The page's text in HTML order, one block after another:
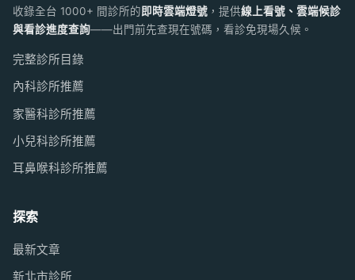
收錄全台 1000+ 間診所的 即時雲端燈號 ，提供線上看號、雲端候診
與看診進度查詢——出門前先查現在號碼，看診免現場久候。
完整診所目錄
內科診所推薦
家醫科診所推薦
小兒科診所推薦
耳鼻喉科診所推薦
探索
最新文章
新北市診所